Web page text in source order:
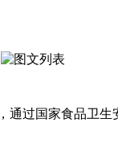
通过国家食品卫